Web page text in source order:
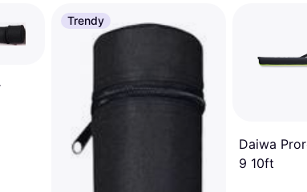
Trendy
Daiwa
9 10ft